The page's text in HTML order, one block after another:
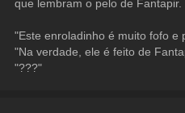
que lembram o pelo de Fantapir.
"Este enroladinho é muito fofo e
"Na verdade, ele é feito de
"???"